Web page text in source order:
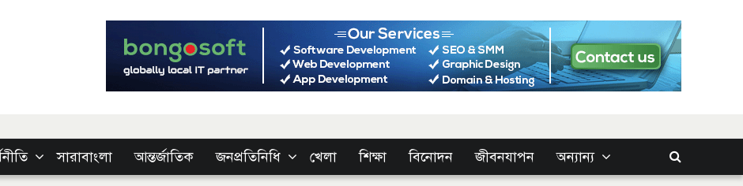
সারাবাংলা আন্তর্জাতিক জনপ্রতিনিধি খেলা শিক্ষা বিনোদন জীবনযাপন অন্যান্য